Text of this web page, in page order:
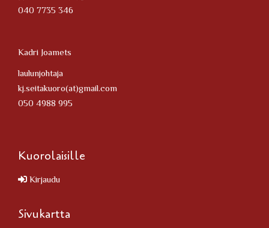
040 7735 346
Kadri Joamets
laulunjohtaja
kj.seitakuoro(at)gmail.com
050 4988 995
Kuorolaisille
Kirjaudu
Sivukartta